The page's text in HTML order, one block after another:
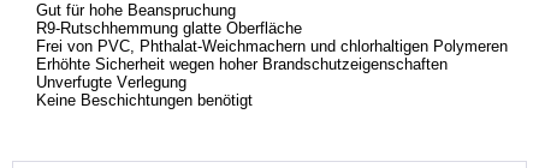
Gut für hohe Beanspruchung
R9-Rutschhemmung glatte Oberfläche
Frei von PVC, Phthalat-Weichmachern und chlorhaltigen Polymeren
Erhöhte Sicherheit wegen hoher Brandschutzeigenschaften
Unverfugte Verlegung
Keine Beschichtungen benötigt